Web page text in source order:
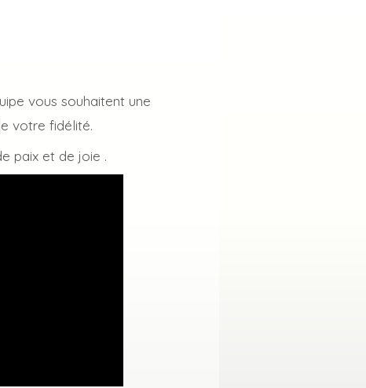
vous souhaitent une
votre fidélité.
paix et de joie .